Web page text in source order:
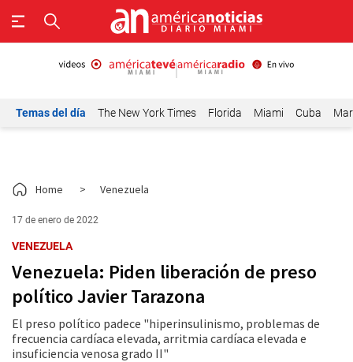
Temas del día The New York Times Florida Miami Cuba
Home > Venezuela
17 de enero de 2022
VENEZUELA
Venezuela: Piden liberación de preso
político Javier Tarazona
El preso político padece "hiperinsulinismo, problemas de
frecuencia cardíaca elevada, arritmia cardíaca elevada e
insuficiencia venosa grado II"